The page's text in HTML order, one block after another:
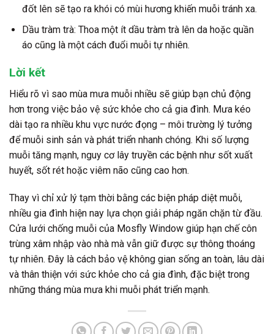
đốt lên sẽ tạo ra khói có mùi hương khiến muỗi tránh xa.
Dầu tràm trà: Thoa một ít dầu tràm trà lên da hoặc quần
áo cũng là một cách đuổi muỗi tự nhiên.
Lời kết
Hiểu rõ vì sao mùa mưa muỗi nhiều sẽ giúp bạn chủ động
hơn trong việc bảo vệ sức khỏe cho cả gia đình. Mưa kéo
dài tạo ra nhiều khu vực nước đọng – môi trường lý tưởng
để muỗi sinh sản và phát triển nhanh chóng. Khi số lượng
muỗi tăng mạnh, nguy cơ lây truyền các bệnh như sốt xuất
huyết, sốt rét hoặc viêm não cũng cao hơn.
Thay vì chỉ xử lý tạm thời bằng các biện pháp diệt muỗi,
nhiều gia đình hiện nay lựa chọn giải pháp ngăn chặn từ đầu.
Cửa lưới chống muỗi của Mosfly Window giúp hạn chế côn
trùng xâm nhập vào nhà mà vẫn giữ được sự thông thoáng
tự nhiên. Đây là cách bảo vệ không gian sống an toàn, lâu dài
và thân thiện với sức khỏe cho cả gia đình, đặc biệt trong
những tháng mùa mưa khi muỗi phát triển mạnh.